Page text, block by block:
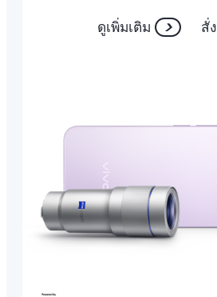
ดูเพิ่มเติม สั่